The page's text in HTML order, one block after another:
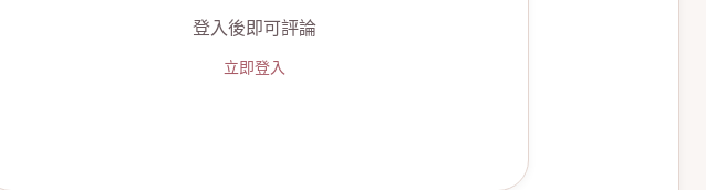
登入後即可評論
立即登入